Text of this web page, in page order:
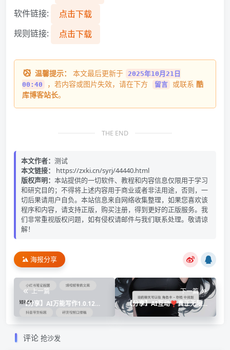
软件链接:
点击下载
规则链接:
点击下载
温馨提示： 本文最后更新于
2025年10月21日
00:40
，若内容或图片失效，请在下方 留言 或联系 酷
库博客站长。
THE END
本文作者： 测试
本文链接：
https://zxki.cn/syrj/44440.html
版权声明： 本站提供的一切软件、教程和内容信息仅限用于学习
和研究目的；不得将上述内容用于商业或者非法用途，否则，一
切后果请用户自负。本站信息来自网络收集整理，如果您喜欢该
程序和内容，请支持正版，购买注册，得到更好的正版服务。我
们非常重视版权问题，如有侵权请邮件与我们联系处理。敬请谅
解！
海报分享
上一篇
【分享】AI万能写作1.0.12🔥
万能写作神器！会员版
下一篇
【分享】AI互动❣️真正无限制
💋导入角色卡🔥
评论 抢沙发